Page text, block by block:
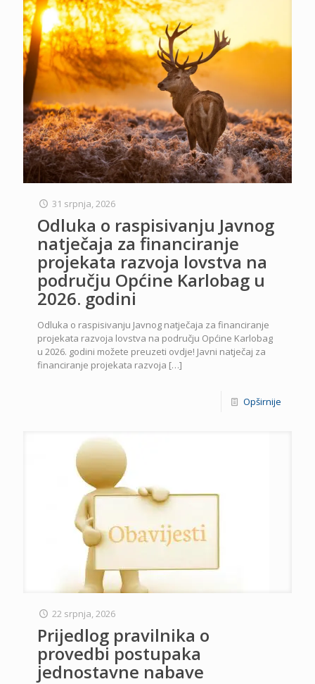
31 srpnja, 2026
Odluka o raspisivanju Javnog
natječaja za financiranje
projekata razvoja lovstva na
području Općine Karlobag u
2026. godini
Odluka o raspisivanju Javnog natječaja za financiranje
projekata razvoja lovstva na području Općine Karlobag
u 2026. godini možete preuzeti ovdje! Javni natječaj za
financiranje projekata razvoja […]
Opširnije
22 srpnja, 2026
Prijedlog pravilnika o
provedbi postupaka
jednostavne nabave